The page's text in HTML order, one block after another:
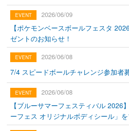
2026/06/09
【ポケモンベースボールフェスタ
ゼントのお知らせ！
2026/06/08
7/4 スピードボールチャレンジ参加者
2026/06/08
【ブルーサマーフェスティバル 2026
ーフェス オリジナルボディシール」を